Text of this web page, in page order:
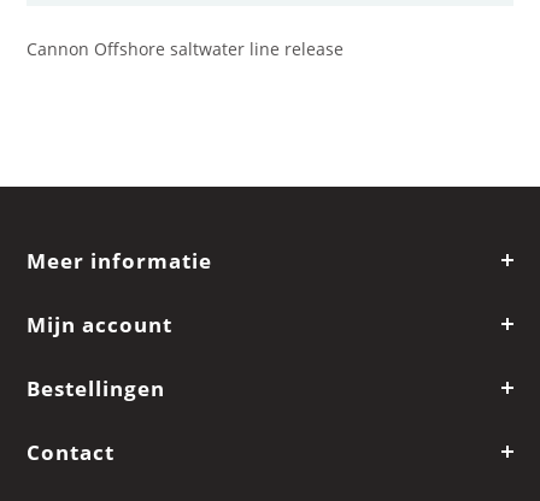
Cannon Offshore saltwater line release
Meer informatie
Mijn account
Bestellingen
Contact